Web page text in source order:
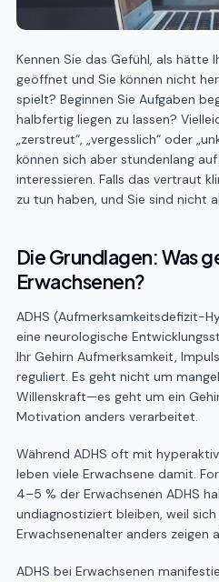
Kennen Sie das Gefühl, als hätte
geöffnet und Sie können nicht
spielt? Beginnen Sie Aufgaben
halbfertig liegen zu lassen?
„zerstreut“, „vergesslich“ oder
können sich aber stundenlang
interessieren. Falls das vertraut
zu tun haben, und Sie sind nicht
Die Grundlagen: Was
Erwachsenen?
ADHS (Aufmerksamkeitsdefizit-
eine neurologische
Ihr Gehirn Aufmerksamkeit,
reguliert. Es geht nicht um
Willenskraft—es geht um ein
Motivation anders verarbeitet.
Während ADHS oft mit
leben viele Erwachsene damit.
4–5 % der Erwachsenen ADHS
undiagnostiziert bleiben, weil
Erwachsenenalter anders zeigen
ADHS bei Erwachsenen